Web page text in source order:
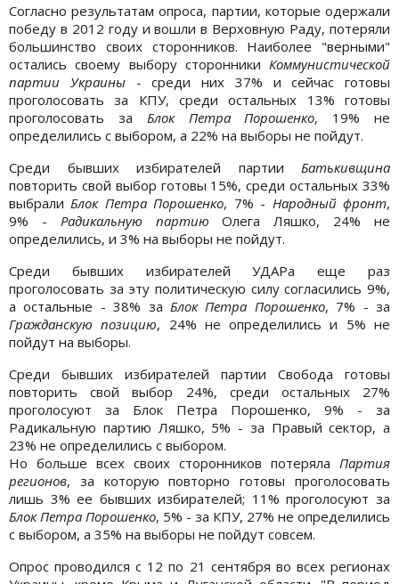
Согласно результатам опроса, партии, которые одержали
победу в 2012 году и вошли в Верховную Раду, потеряли
большинство своих сторонников. Наиболее "верными"
остались своему выбору сторонники Коммунистической
партии Украины- среди них 37% и сейчас готовы
проголосовать за КПУ, среди остальных 13% готовы
проголосовать за Блок Петра Порошенко, 19% не
определились с выбором, а 22% на выборы не пойдут.
Среди бывших избирателей партии Батькивщина
повторить свой выбор готовы 15%, среди остальных 33%
выбрали Блок Петра Порошенко, 7% - Народный фронт,
9% - Радикальную партию Олега Ляшко, 24% не
определились, и 3% на выборы не пойдут.
Среди бывших избирателей УДАРа еще раз
проголосовать за эту политическую силу согласились 9%,
а остальные - 38% за Блок Петра Порошенко, 7% - за
Гражданскую позицию, 24% не определились и 5% не
пойдут на выборы.
Среди бывших избирателей партии Свобода готовы
повторить свой выбор 24%, среди остальных 27%
проголосуют за Блок Петра Порошенко, 9% - за
Радикальную партию Ляшко, 5% - за Правый сектор, а
23% не определились с выбором.
Но больше всех своих сторонников потеряла Партия
регионов, за которую повторно готовы проголосовать
лишь 3% ее бывших избирателей; 11% проголосуют за
Блок Петра Порошенко, 5% - за КПУ, 27% не определились
с выбором, а 35% на выборы не пойдут совсем.
Опрос проводился с 12 по 21 сентября во всех регионах